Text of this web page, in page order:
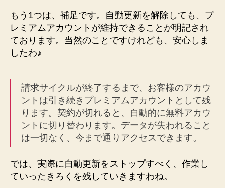
方
法
へ
もう1つは、補足です。自動更新を解除しても、プ
レミアムアカウントが維持できることが明記され
ております。当然のことですけれども、安心しま
したわ♪
請求サイクルが終了するまで、お客様のアカウ
ントは引き続きプレミアムアカウントとして残
ります。契約が切れると、自動的に無料アカウ
ントに切り替わります。データが失われること
は一切なく、今まで通りアクセスできます。
では、実際に自動更新をストップすべく、作業し
ていったきろくを残していきますわね。